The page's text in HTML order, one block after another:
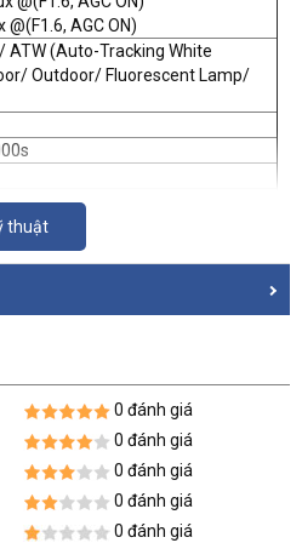
@(F1.6, AGC ON)
(Auto-Tracking White
Outdoor/ Fluorescent Lamp/
privacy masks
Manual
lens, wide-tele)
of view: 53.8°to 4.0°(wide-tele)
view: 31.9°to 2.3°(wide-tele)
view: 60.4°to 4.6°(wide-tele)
mm (wide-tele)
thuật
0 đánh giá
0 đánh giá
0 đánh giá
0 đánh giá
0 đánh giá